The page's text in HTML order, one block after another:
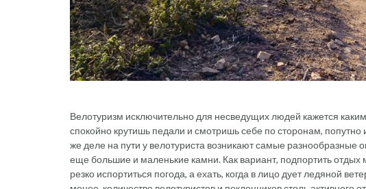
Велотуризм исключительно для несведущих людей кажется
спокойно крутишь педали и смотришь себе по сторонам,
же деле на пути у велотуриста возникают самые
еще большие и маленькие камни. Как вариант, подпортить отдых
резко испортиться погода, а ехать, когда в лицо дует ледяной